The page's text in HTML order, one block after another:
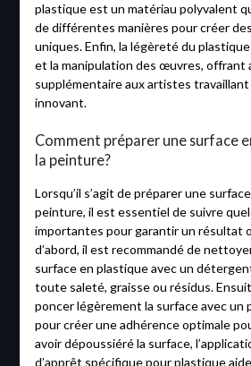
plastique est un matériau polyvalent
de différentes manières pour créer
uniques. Enfin, la légèreté du
et la manipulation des œuvres, offrant
supplémentaire aux artistes
innovant.
Comment préparer une surface
la peinture?
Lorsqu’il s’agit de préparer une
peinture, il est essentiel de suivre
importantes pour garantir un résultat
d’abord, il est recommandé de
surface en plastique avec un
toute saleté, graisse ou résidus.
poncer légèrement la surface avec un
pour créer une adhérence optimale
avoir dépoussiéré la surface,
d’apprêt spécifique pour plastique